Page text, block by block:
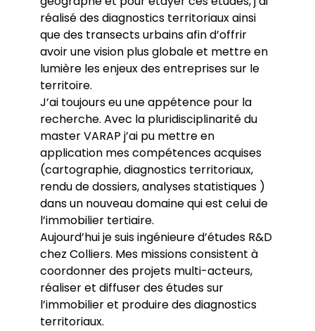
réalisé des diagnostics territoriaux ainsi
que des transects urbains afin d’offrir
avoir une vision plus globale et mettre en
lumière les enjeux des entreprises sur le
territoire.
J’ai toujours eu une appétence pour la
recherche. Avec la pluridisciplinarité du
master VARAP j’ai pu mettre en
application mes compétences acquises
(cartographie, diagnostics territoriaux,
rendu de dossiers, analyses statistiques )
dans un nouveau domaine qui est celui de
l’immobilier tertiaire.
Aujourd’hui je suis ingénieure d’études R&D
chez Colliers. Mes missions consistent à
coordonner des projets multi-acteurs,
réaliser et diffuser des études sur
l’immobilier et produire des diagnostics
territoriaux.